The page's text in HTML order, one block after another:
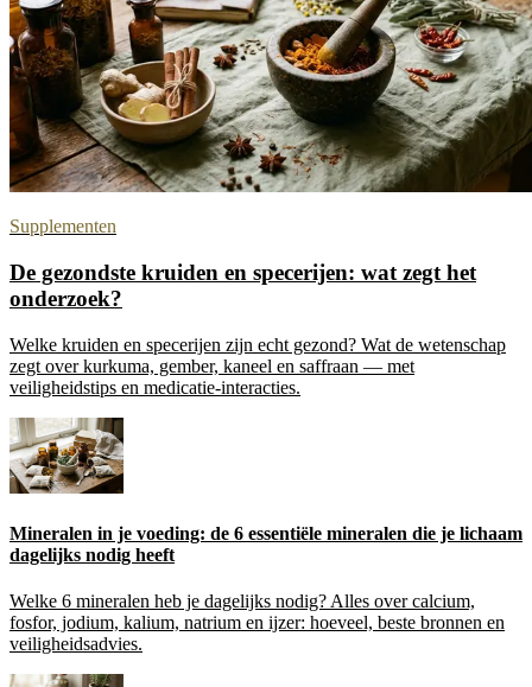
Supplementen
De gezondste kruiden en specerijen: wat zegt het
onderzoek?
Welke kruiden en specerijen zijn echt gezond? Wat de wetenschap
zegt over kurkuma, gember, kaneel en saffraan — met
veiligheidstips en medicatie-interacties.
Mineralen in je voeding: de 6 essentiële mineralen die je lichaam
dagelijks nodig heeft
Welke 6 mineralen heb je dagelijks nodig? Alles over calcium,
fosfor, jodium, kalium, natrium en ijzer: hoeveel, beste bronnen en
veiligheidsadvies.